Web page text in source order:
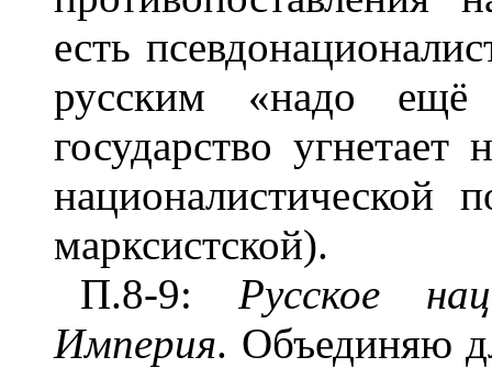
есть
русским «надо
государство угнетает
националистической
марксистской).
П.8-9: Русское
Империя. Объединяю